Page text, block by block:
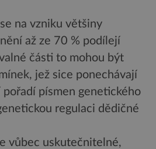
na vzniku většiny
až ze 70 % podílejí
části to mohou být
jež sice ponechávají
pořadí písmen genetického
regulaci dědičné
vůbec uskutečnitelné,